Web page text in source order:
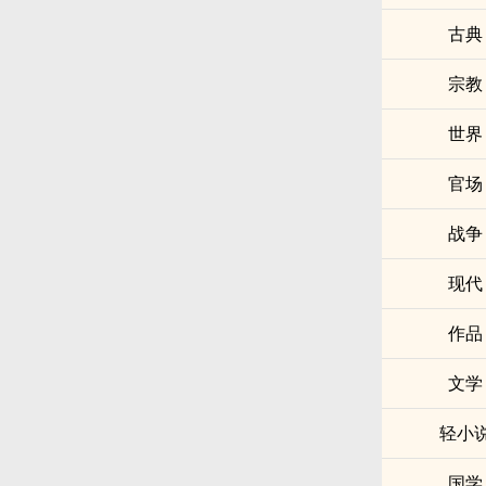
古典
宗教
世界
官场
战争
现代
作品
文学
轻小